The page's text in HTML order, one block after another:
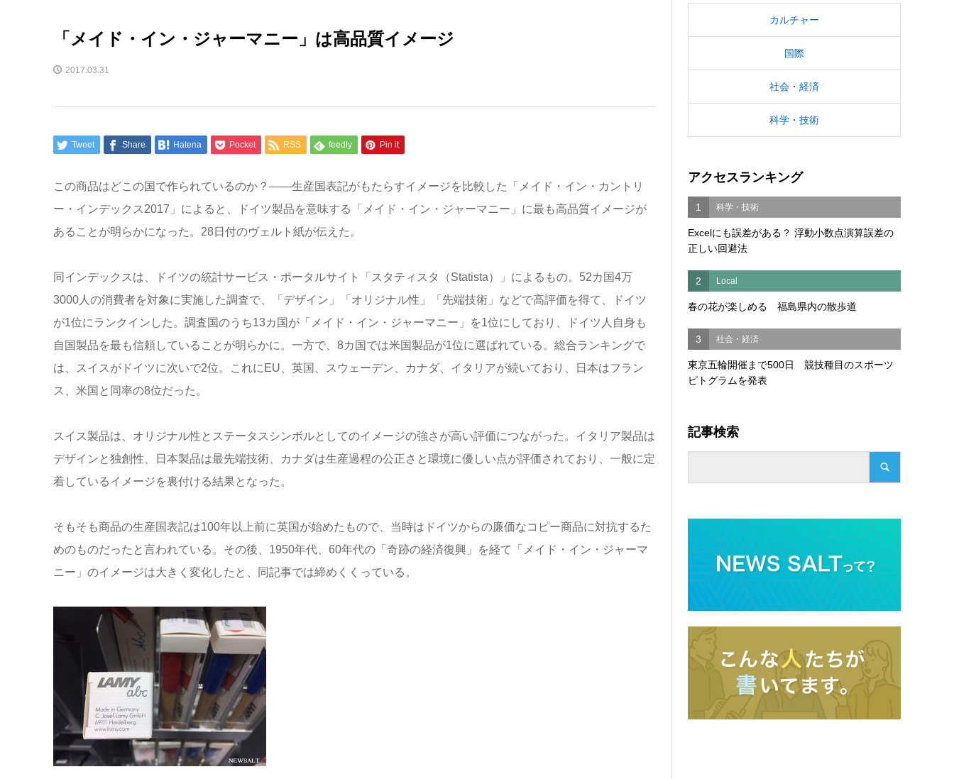
「メイド・イン・ジャーマニー」は高品質イメージ
2017.03.31
Tweet Share Hatena Pocket RSS feedly Pin it
この商品はどこの国で作られているのか？――生産国表記がもたらすイメージを比較した「メイド・イン・カントリ
ー・インデックス2017」によると、ドイツ製品を意味する「メイド・イン・ジャーマニー」に最も高品質イメージが
あることが明らかになった。28日付のヴェルト紙が伝えた。
同インデックスは、ドイツの統計サービス・ポータルサイト「スタティスタ（Statista）」によるもの。52カ国4万
3000人の消費者を対象に実施した調査で、「デザイン」「オリジナル性」「先端技術」などで高評価を得て、ドイツ
が1位にランクインした。調査国のうち13カ国が「メイド・イン・ジャーマニー」を1位にしており、ドイツ人自身も
自国製品を最も信頼していることが明らかに。一方で、8カ国では米国製品が1位に選ばれている。総合ランキングで
は、スイスがドイツに次いで2位。これにEU、英国、スウェーデン、カナダ、イタリアが続いており、日本はフラン
ス、米国と同率の8位だった。
スイス製品は、オリジナル性とステータスシンボルとしてのイメージの強さが高い評価につながった。イタリア製品は
デザインと独創性、日本製品は最先端技術、カナダは生産過程の公正さと環境に優しい点が評価されており、一般に定
着しているイメージを裏付ける結果となった。
そもそも商品の生産国表記は100年以上前に英国が始めたもので、当時はドイツからの廉価なコピー商品に対抗するた
めのものだったと言われている。その後、1950年代、60年代の「奇跡の経済復興」を経て「メイド・イン・ジャーマ
ニー」のイメージは大きく変化したと、同記事では締めくくっている。
カルチャー
国際
社会・経済
科学・技術
アクセスランキング
1 科学・技術
Excelにも誤差がある？ 浮動小数点演算誤差の
正しい回避法
2 Local
春の花が楽しめる 福島県内の散歩道
3 社会・経済
東京五輪開催まで500日 競技種目のスポーツ
ピトグラムを発表
記事検索